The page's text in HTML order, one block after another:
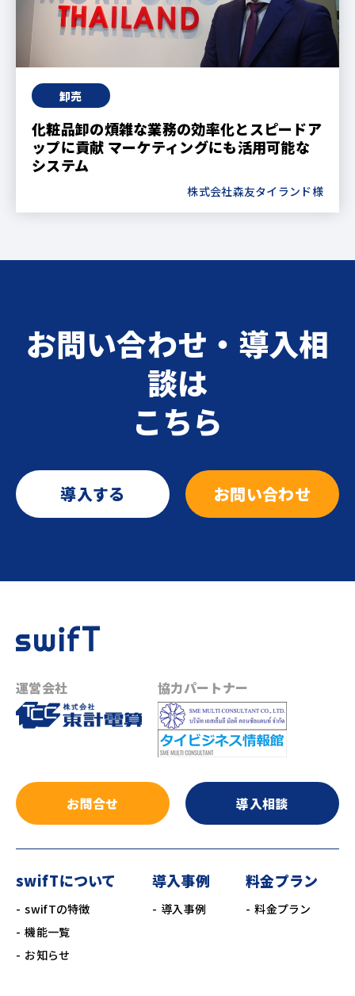
卸売
化粧品卸の煩雑な業務の効率化とスピードア
ップに貢献 マーケティングにも活用可能な
システム
株式会社森友タイランド様
お問い合わせ・導入相
談は
こちら
導入する お問い合わせ
運営会社 協力パートナー
お問合せ 導入相談
swifTについて
swifTの特徴
機能一覧
お知らせ
導入事例
導入事例
料金プラン
料金プラン